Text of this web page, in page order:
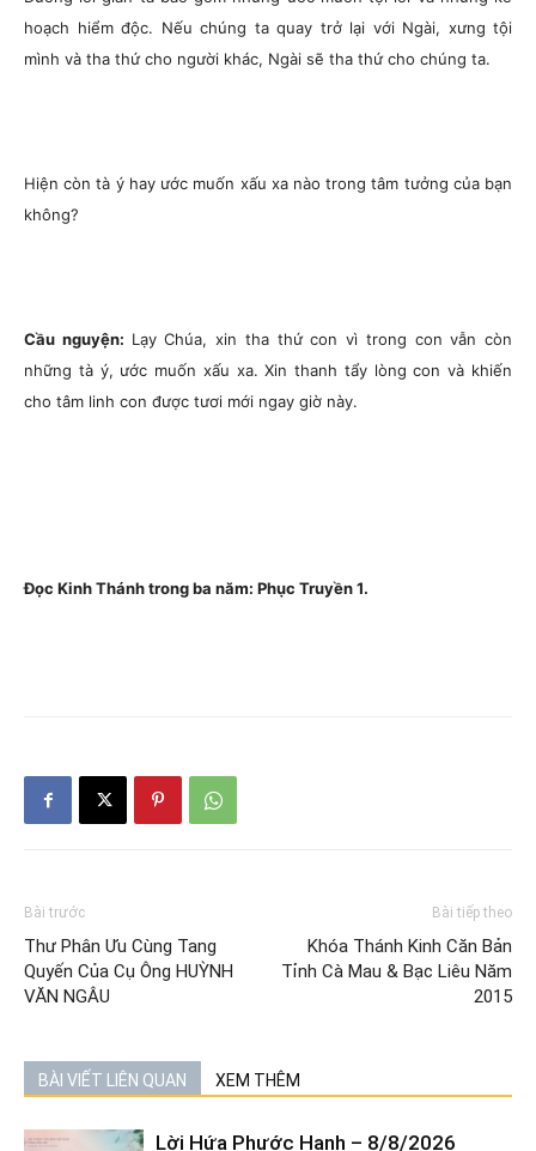
hoạch hiểm độc. Nếu chúng ta quay trở lại với Ngài, xưng tội
mình và tha thứ cho người khác, Ngài sẽ tha thứ cho chúng ta.
Hiện còn tà ý hay ước muốn xấu xa nào trong tâm tưởng của bạn
không?
Cầu nguyện: Lạy Chúa, xin tha thứ con vì trong con vẫn còn
những tà ý, ước muốn xấu xa. Xin thanh tẩy lòng con và khiến
cho tâm linh con được tươi mới ngay giờ này.
Đọc Kinh Thánh trong ba năm: Phục Truyền 1.
Bài trước
Thư Phân Ưu Cùng Tang
Quyến Của Cụ Ông HUỲNH
VĂN NGÂU
Bài tiếp theo
Khóa Thánh Kinh Căn Bản
Tỉnh Cà Mau & Bạc Liêu Năm
2015
BÀI VIẾT LIÊN QUAN XEM THÊM
Lời Hứa Phước Hạnh – 8/8/2026